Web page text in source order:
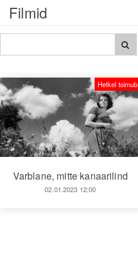
Filmid
Varblane, mitte kanaarilind
02.01.2023 12:00
Hetkel toimub